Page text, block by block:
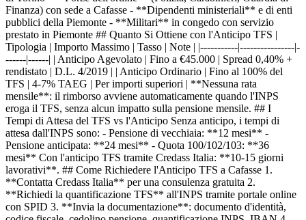
Finanza) con sede a Cafasse - **Dipendenti ministeriali** e di enti
pubblici della Piemonte - **Militari** in congedo con servizio
prestato in Piemonte ## Quanto Si Ottiene con l'Anticipo TFS |
Tipologia | Importo Massimo | Tasso | Note | |-----------|----------------|-
------|------| | Anticipo Agevolato | Fino a €45.000 | Spread 0,40% +
rendistato | D.L. 4/2019 | | Anticipo Ordinario | Fino al 100% del
TFS | 4-7% TAEG | Per importi superiori | **Nessuna rata
mensile**: il rimborso avviene automaticamente quando l'INPS
eroga il TFS, senza alcun impatto sulla pensione mensile. ## I
Tempi di Attesa del TFS vs l'Anticipo Senza anticipo, i tempi di
attesa dall'INPS sono: - Pensione di vecchiaia: **12 mesi** -
Pensione anticipata: **24 mesi** - Quota 100/102/103: **36
mesi** Con l'anticipo TFS tramite Credass Italia: **10-15 giorni
lavorativi**. ## Come Richiedere l'Anticipo TFS a Cafasse 1.
**Contatta Credass Italia** per una consulenza gratuita 2.
**Richiedi la quantificazione TFS** all'INPS tramite portale online
con SPID 3. **Invia la documentazione**: documento d'identità,